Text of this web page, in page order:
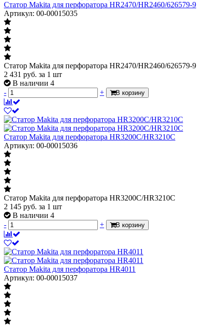
Статор Makita для перфоратора HR2470/HR2460/626579-9
Артикул: 00-00015035
Статор Makita для перфоратора HR2470/HR2460/626579-9
2 431 руб. за 1 шт
В наличии 4
-
+ В корзину
Статор Makita для перфоратора HR3200С/HR3210C
Артикул: 00-00015036
Статор Makita для перфоратора HR3200С/HR3210C
2 145 руб. за 1 шт
В наличии 4
-
+ В корзину
Статор Makita для перфоратора HR4011
Артикул: 00-00015037